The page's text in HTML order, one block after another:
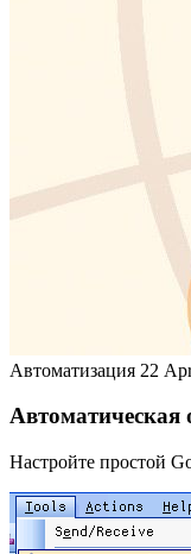
Автоматизация 22
Автоматическая
Настройте простой